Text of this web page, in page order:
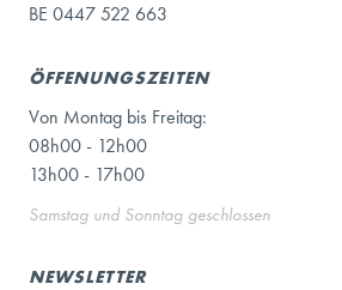
BE 0447 522 663
ÖFFENUNGSZEITEN
Von Montag bis Freitag:
08h00 - 12h00
13h00 - 17h00
Samstag und Sonntag geschlossen
NEWSLETTER